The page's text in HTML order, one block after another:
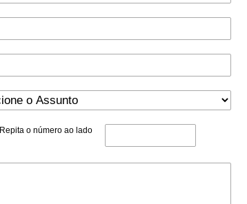
Repita o número ao lado